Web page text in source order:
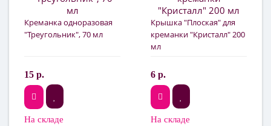
Креманка одноразовая
"Треугольник", 70 мл
15 р.
На складе
Крышка "Плоская" для
креманки "Кристалл" 200
мл
6 р.
На складе